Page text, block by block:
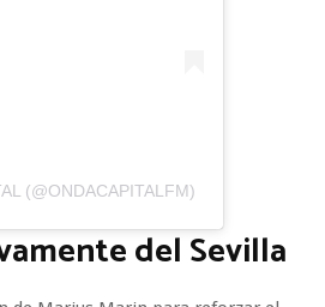
(@ONDACAPITALFM)
del Sevilla